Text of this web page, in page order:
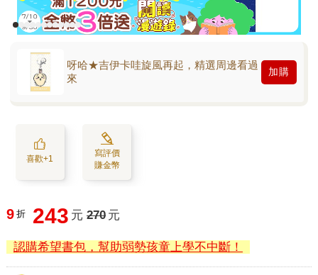
呀哈★吉伊卡哇旋風再起，精選周邊看過
來
加購
喜歡+1
寫評價
賺金幣
9 折 243 元 270 元
認購希望書包，幫助弱勢孩童上學不中斷！